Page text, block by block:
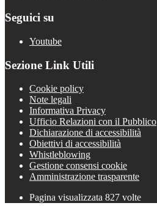
Seguici su
Youtube
Sezione Link Utili
Cookie policy
Note legali
Informativa Privacy
Ufficio Relazioni con il Pubblico
Dichiarazione di accessibilità
Obiettivi di accessibilità
Whistleblowing
Gestione consensi cookie
Amministrazione trasparente
Pagina visualizzata 827 volte